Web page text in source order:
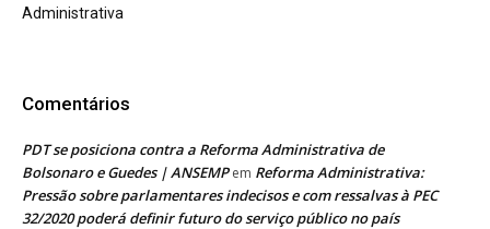
Administrativa
Comentários
PDT se posiciona contra a Reforma Administrativa de
Bolsonaro e Guedes | ANSEMPem Reforma Administrativa:
Pressão sobre parlamentares indecisos e com ressalvas à PEC
32/2020 poderá definir futuro do serviço público no país